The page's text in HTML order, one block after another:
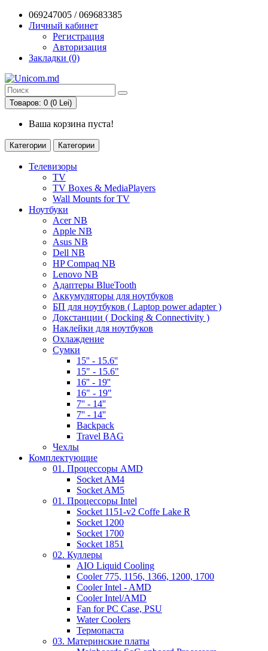
069247005 / 069683385
Личный кабинет
Регистрация
Авторизация
Закладки (0)
Товаров: 0 (0 Lei)
Ваша корзина пуста!
Категории Категории
Телевизоры
TV
TV Boxes & MediaPlayers
Wall Mounts for TV
Ноутбуки
Acer NB
Apple NB
Asus NB
Dell NB
HP Compaq NB
Lenovo NB
Адаптеры BlueTooth
Аккумуляторы для ноутбуков
БП для ноутбуков ( Laptop power adapter )
Докстанции ( Docking & Connectivity )
Наклейки для ноутбуков
Охлаждение
Сумки
15'' - 15.6''
15" - 15.6"
16'' - 19''
16" - 19"
7'' - 14''
7'' - 14''
Backpack
Travel BAG
Чехлы
Комплектующие
01. Процессоры AMD
Socket AM4
Socket AM5
01. Процессоры Intel
Socket 1151-v2 Coffe Lake R
Socket 1200
Socket 1700
Socket 1851
02. Куллеры
AIO Liquid Cooling
Cooler 775, 1156, 1366, 1200, 1700
Cooler Intel - AMD
Cooler Intel/AMD
Fan for PC Case, PSU
Water Coolers
Термопаста
03. Материнские платы